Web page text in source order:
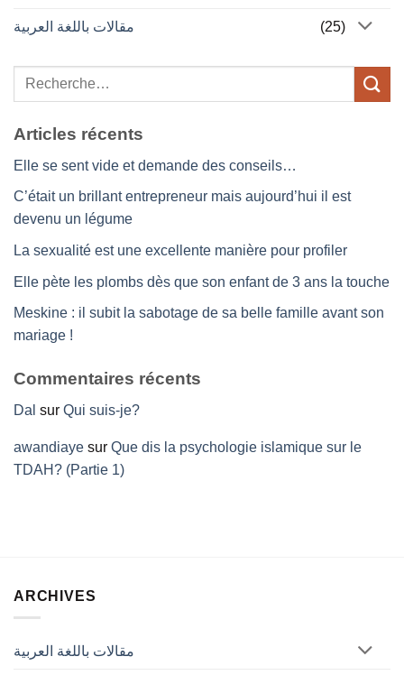
مقالات باللغة العربية (25)
Articles récents
Elle se sent vide et demande des conseils…
C’était un brillant entrepreneur mais aujourd’hui il est
devenu un légume
La sexualité est une excellente manière pour profiler
Elle pète les plombs dès que son enfant de 3 ans la touche
Meskine : il subit la sabotage de sa belle famille avant son
mariage !
Commentaires récents
Dal sur Qui suis-je?
awandiaye sur Que dis la psychologie islamique sur le
TDAH? (Partie 1)
ARCHIVES
مقالات باللغة العربية